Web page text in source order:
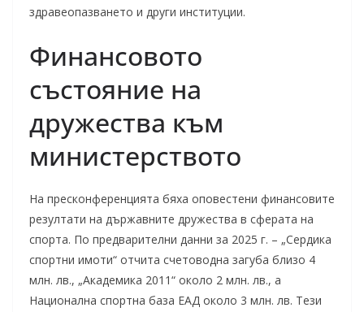
здравеопазването и други институции.
Финансовото
състояние на
дружества към
министерството
На пресконференцията бяха оповестени финансовите
резултати на държавните дружества в сферата на
спорта. По предварителни данни за 2025 г. – „Сердика
спортни имоти“ отчита счетоводна загуба близо 4
млн. лв., „Академика 2011“ около 2 млн. лв., а
Национална спортна база ЕАД около 3 млн. лв. Тези